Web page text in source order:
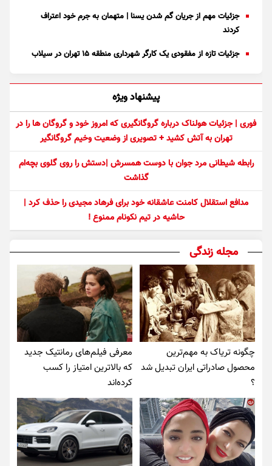
جزئیات مهم از جریان گم شدن یسنا | متهمان به جرم خود اعتراف
کردند
جزئیات تازه از مفقودی یک کارگر شهرداری منطقه ۱۵ تهران در سیلاب
پیشنهاد ویژه
فوری | جزئیات هولناک درباره گروگانگیری که امروز خود و گروگان ها را در
تهران به آتش کشید + تصویری از وضعیت وخیم گروگانگیر
رابطه شیطانی مرد جوان با دوست همسرش |دستش را روی گلوی بچه‌ام
گذاشت
مدافع استقلال کامنت عاشقانه خود برای فرهاد مجیدی را حذف کرد |
حاشیه در تیم نکونام ممنوع !
مجله زندگی
چگونه تریاک به مهم‌ترین
محصول صادراتی ایران تبدیل شد
؟
معرفی فیلم‌های رمانتیک جدید
که بالاترین امتیاز را کسب
کرده‌اند